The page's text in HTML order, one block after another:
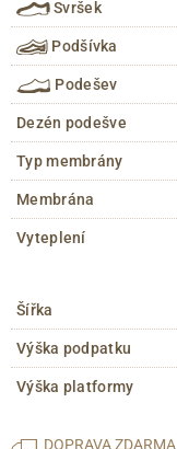
Svršek
Podšívka
Podešev
Dezén podešve
Typ membrány
Membrána
Vyteplení
Šířka
Výška podpatku
Výška platformy
DOPRAVAZDARMA